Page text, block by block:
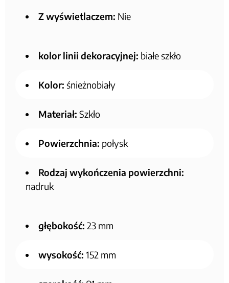
Z wyświetlaczem: Nie
kolor linii dekoracyjnej: białe szkło
Kolor: śnieżnobiały
Materiał: Szkło
Powierzchnia: połysk
Rodzaj wykończenia powierzchni:
nadruk
głębokość: 23 mm
wysokość: 152 mm